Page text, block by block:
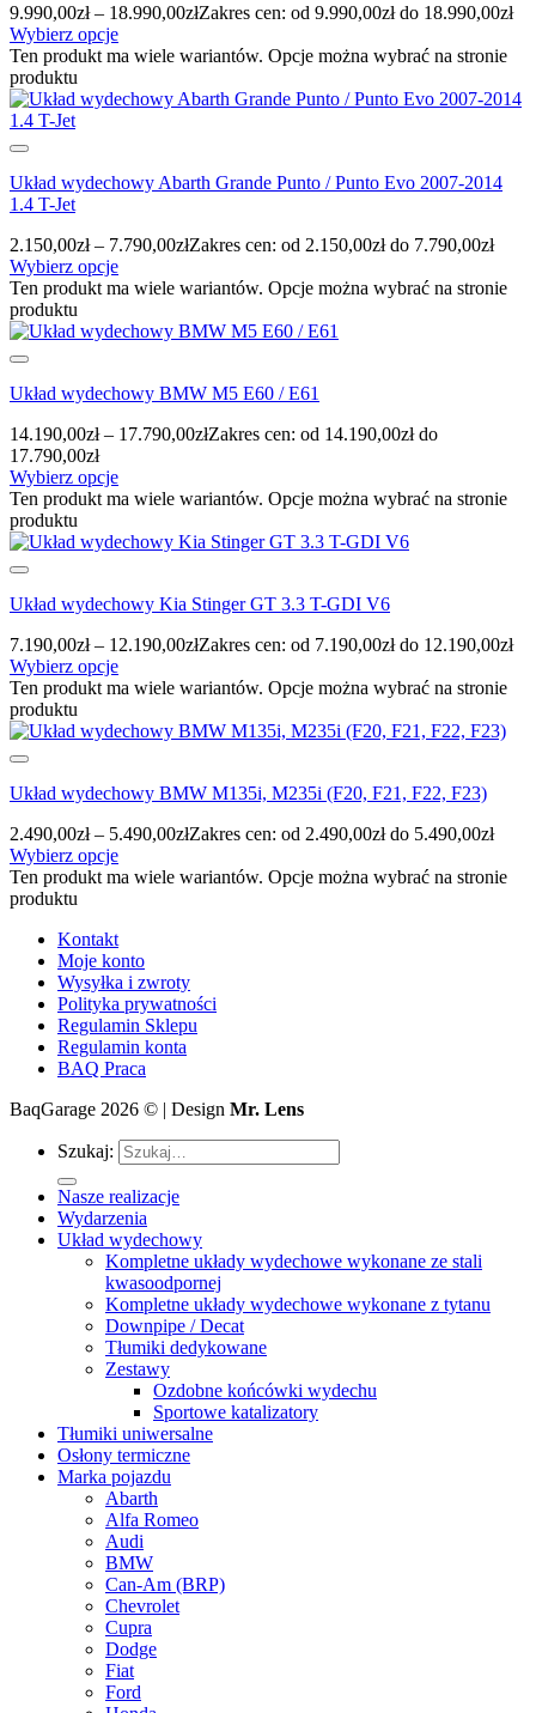
9.990,00zł – 18.990,00złZakres cen: od 9.990,00zł do 18.990,00zł
Wybierz opcje
Ten produkt ma wiele wariantów. Opcje można wybrać na stronie
produktu
Układ wydechowy Abarth Grande Punto / Punto Evo 2007-2014
1.4 T-Jet
2.150,00zł – 7.790,00złZakres cen: od 2.150,00zł do 7.790,00zł
Wybierz opcje
Ten produkt ma wiele wariantów. Opcje można wybrać na stronie
produktu
Układ wydechowy BMW M5 E60 / E61
14.190,00zł – 17.790,00złZakres cen: od 14.190,00zł do
17.790,00zł
Wybierz opcje
Ten produkt ma wiele wariantów. Opcje można wybrać na stronie
produktu
Układ wydechowy Kia Stinger GT 3.3 T-GDI V6
7.190,00zł – 12.190,00złZakres cen: od 7.190,00zł do 12.190,00zł
Wybierz opcje
Ten produkt ma wiele wariantów. Opcje można wybrać na stronie
produktu
Układ wydechowy BMW M135i, M235i (F20, F21, F22, F23)
2.490,00zł – 5.490,00złZakres cen: od 2.490,00zł do 5.490,00zł
Wybierz opcje
Ten produkt ma wiele wariantów. Opcje można wybrać na stronie
produktu
Kontakt
Moje konto
Wysyłka i zwroty
Polityka prywatności
Regulamin Sklepu
Regulamin konta
BAQ Praca
BaqGarage 2026 © | Design Mr. Lens
Szukaj:
Nasze realizacje
Wydarzenia
Układ wydechowy
Kompletne układy wydechowe wykonane ze stali
kwasoodpornej
Kompletne układy wydechowe wykonane z tytanu
Downpipe / Decat
Tłumiki dedykowane
Zestawy
Ozdobne końcówki wydechu
Sportowe katalizatory
Tłumiki uniwersalne
Osłony termiczne
Marka pojazdu
Abarth
Alfa Romeo
Audi
BMW
Can-Am (BRP)
Chevrolet
Cupra
Dodge
Fiat
Ford